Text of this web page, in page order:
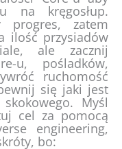
na kręgosłup.
progres, zatem
ilość przysiadów
ale zacznij
u, pośladków,
ruchomość
się jaki jest
Myśl
cel za pomocą
engineering,
bo: